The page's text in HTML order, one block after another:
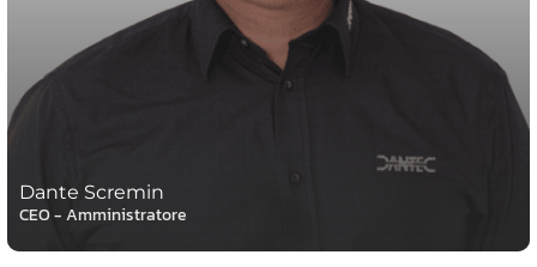
Dante Scremin
CEO - Amministratore